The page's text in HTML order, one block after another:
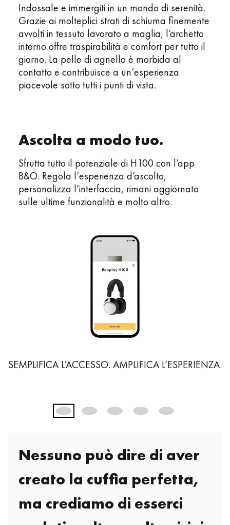
Indossale e immergiti in un mondo di serenità.
Grazie ai molteplici strati di schiuma finemente
avvolti in tessuto lavorato a maglia, l’archetto
interno offre traspirabilità e comfort per tutto il
giorno. La pelle di agnello è morbida al
contatto e contribuisce a un’esperienza
piacevole sotto tutti i punti di vista.
Ascolta a modo tuo.
Sfrutta tutto il potenziale di H100 con l’app
B&O. Regola l’esperienza d’ascolto,
personalizza l’interfaccia, rimani aggiornato
sulle ultime funzionalità e molto altro.
SEMPLIFICA L’ACCESSO. AMPLIFICA L’ESPERIENZA.
Nessuno può dire di aver
creato la cuffia perfetta,
ma crediamo di esserci